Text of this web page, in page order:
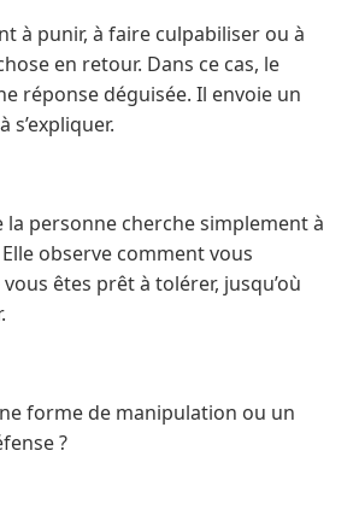
à punir, à faire culpabiliser ou à
en retour. Dans ce cas, le
réponse déguisée. Il envoie un
s’expliquer.
la personne cherche simplement à
observe comment vous
êtes prêt à tolérer, jusqu’où
forme de manipulation ou un
?